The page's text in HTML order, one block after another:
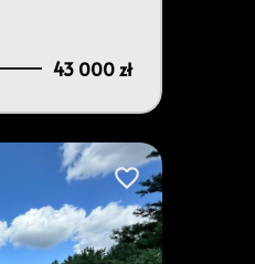
43 000 zł
Dodaj do